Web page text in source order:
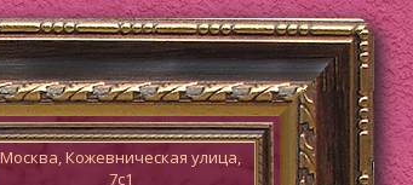
Москва, Кожевническая улица,
7с1